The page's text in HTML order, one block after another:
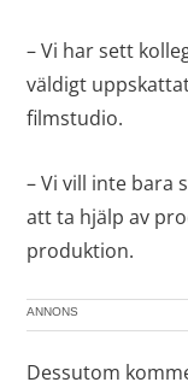
– Vi har sett
väldigt
filmstudio.
– Vi vill inte bara
att ta hjälp av
produktion.
ANNONS
Dessutom